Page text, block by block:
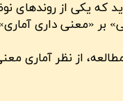
که یکی از روندهای
بر «معنی داری
از نظر آماری